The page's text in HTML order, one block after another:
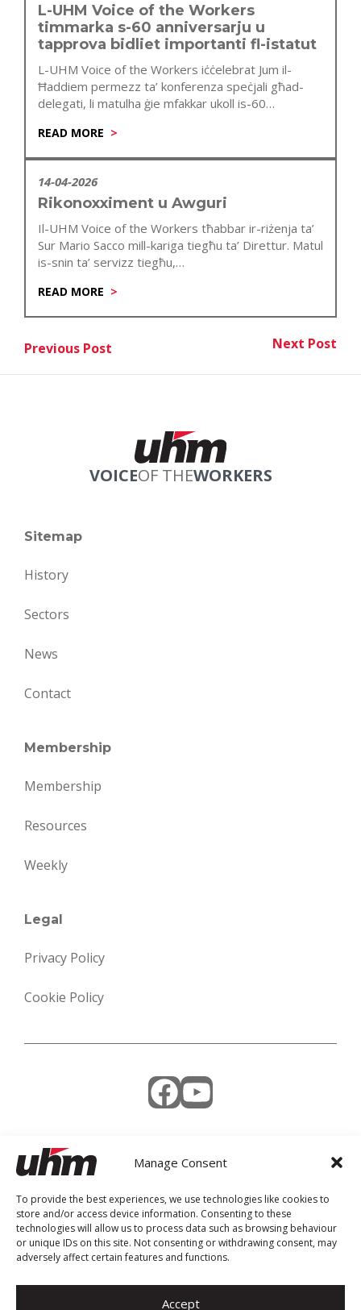
Manage Consent
To provide the best experiences, we use technologies like cookies to
store and/or access device information. Consenting to these
technologies will allow us to process data such as browsing behaviour
or unique IDs on this site. Not consenting or withdrawing consent, may
adversely affect certain features and functions.
Accept
L-UHM Voice of the Workers
timmarka s-60 anniversarju u
tapprova bidliet importanti fl-istatut
L-UHM Voice of the Workers iċċelebrat Jum il-
Ħaddiem permezz ta’ konferenza speċjali għad-
delegati, li matulha ġie mfakkar ukoll is-60
READ MORE
14-04-2026
Rikonoxximent u Awguri
Il-UHM Voice of the Workers tħabbar ir-riżenja ta’
Sur Mario Sacco mill-kariga tiegħu ta’ Direttur. Matul
is-snin ta’ servizz tiegħu,…
READ MORE
Post
navigation
Previous Post
Previous Post Next Post
VOICEOF THEWORKERS
Sitemap
History
Sectors
News
Contact
Membership
Membership
Resources
Weekly
Legal
Privacy Policy
Cookie Policy
Facebook
YouTube
Weekly Newsletter